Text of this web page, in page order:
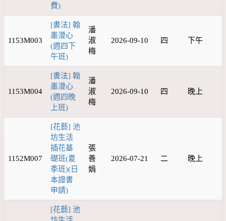
費)
1153M003
[書法] 翰
墨澄心
(週四下
午班)
潘
淑
梅
2026-09-10 四 下午
1153M004
[書法] 翰
墨澄心
(週四晚
上班)
潘
淑
梅
2026-09-10 四 晚上
1152M007
[花藝] 池
坊生活
插花基
礎班(夏
季班)(日
本證書
申請)
張
善
娟
2026-07-21 二 晚上
[花藝] 池